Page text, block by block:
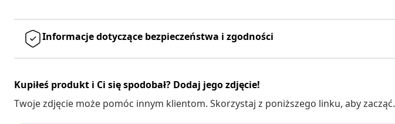
Informacje dotyczące bezpieczeństwa i zgodności
Kupiłeś produkt i Ci się spodobał? Dodaj jego zdjęcie!
Twoje zdjęcie może pomóc innym klientom. Skorzystaj z poniższego linku, aby zacząć.